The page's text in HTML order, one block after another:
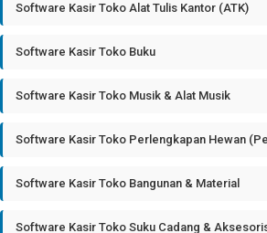
Software Kasir Toko Alat Tulis Kantor (ATK)
Software Kasir Toko Buku
Software Kasir Toko Musik & Alat Musik
Software Kasir Toko Perlengkapan Hewan
Software Kasir Toko Bangunan & Material
Software Kasir Toko Suku Cadang &